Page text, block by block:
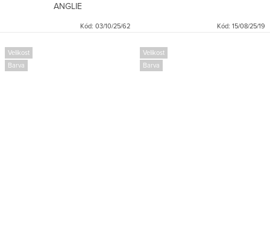
ANGLIE
Kód: 03/10/25/62 Kód: 15/08/25/19
Velikost
Barva
Velikost
Barva